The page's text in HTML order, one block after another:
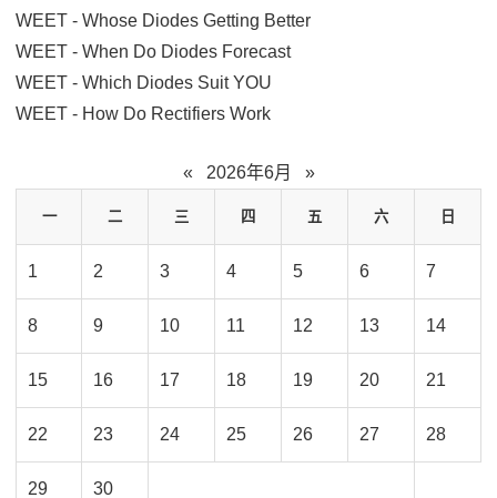
WEET - Whose Diodes Getting Better
WEET - When Do Diodes Forecast
WEET - Which Diodes Suit YOU
WEET - How Do Rectifiers Work
« 2026年6月 »
一 二 三 四 五 六 日
1 2 3 4 5 6 7
8 9 10 11 12 13 14
15 16 17 18 19 20 21
22 23 24 25 26 27 28
29 30